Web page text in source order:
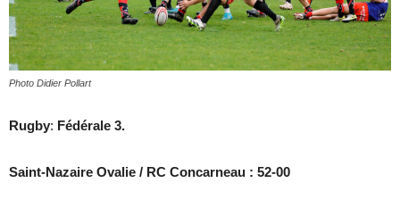
Photo Didier Pollart
Rugby: Fédérale 3.
Saint-Nazaire Ovalie / RC Concarneau : 52-00